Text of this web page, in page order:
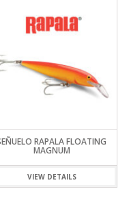
RAPALA FLOATING
MAGNUM
VIEW DETAILS